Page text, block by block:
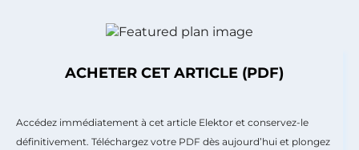
ACHETER CET ARTICLE (PDF)
Accédez immédiatement à cet article Elektor et conservez-le
définitivement. Téléchargez votre PDF dès aujourd’hui et plongez